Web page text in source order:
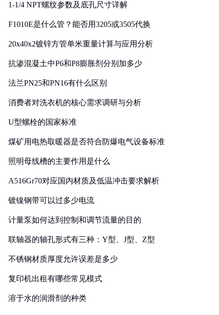
1-1/4 NPT螺纹参数及底孔尺寸详解
F1010E是什么管？能否用3205或3505代换
20x40x2镀锌方管单米重量计算与应用分析
抗渗混凝土中P6和P8膨胀剂分别加多少
法兰PN25和PN16有什么区别
消费者对洗衣机的核心需求调研与分析
U型螺栓的国家标准
煤矿用电热取暖器是否符合防爆电气设备标准
照明母线槽的主要作用是什么
A516Gr70对应国内材质及低温冲击要求解析
镀镍钢带可以过多少电流
计量泵如何达到控制和调节流量的目的
联轴器的轴孔形式有三种：Y型、J型、Z型
不锈钢材质厚度允许误差是多少
复印机出租有哪些常见模式
溶于水的润滑剂的种类